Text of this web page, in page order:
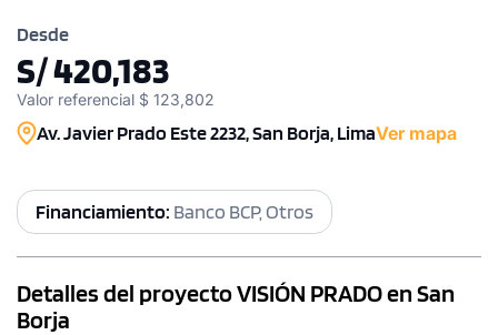
Desde
S/ 420,183
Valor referencial $ 123,802
Av. Javier Prado Este 2232, San Borja, LimaVer mapa
Financiamiento: Banco BCP, Otros
Detalles del proyecto VISIÓN PRADO en San
Borja